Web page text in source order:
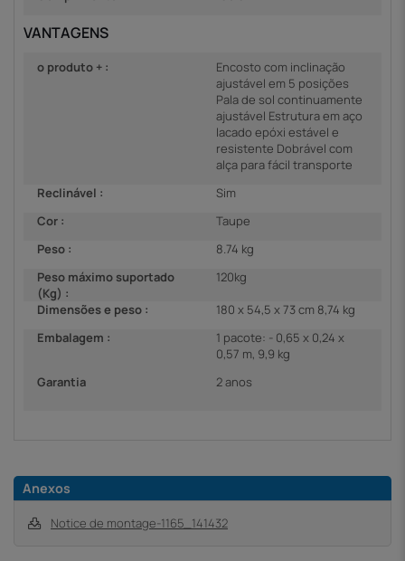
VANTAGENS
o produto + :
Encosto com inclinação
ajustável em 5 posições
Pala de sol continuamente
ajustável Estrutura em aço
lacado epóxi estável e
resistente Dobrável com
alça para fácil transporte
Reclinável :
Sim
Cor :
Taupe
Peso :
8.74 kg
Peso máximo suportado
(Kg) :
120kg
Dimensões e peso :
180 x 54,5 x 73 cm 8,74 kg
Embalagem :
1 pacote: - 0,65 x 0,24 x
0,57 m, 9,9 kg
Garantia
2 anos
Anexos
Notice de montage-1165_141432